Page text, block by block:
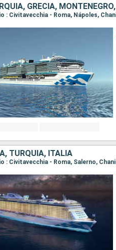
GRECIA,
TURQUÍA, ITALIA
: Civitavecchia - Roma, Salerno,